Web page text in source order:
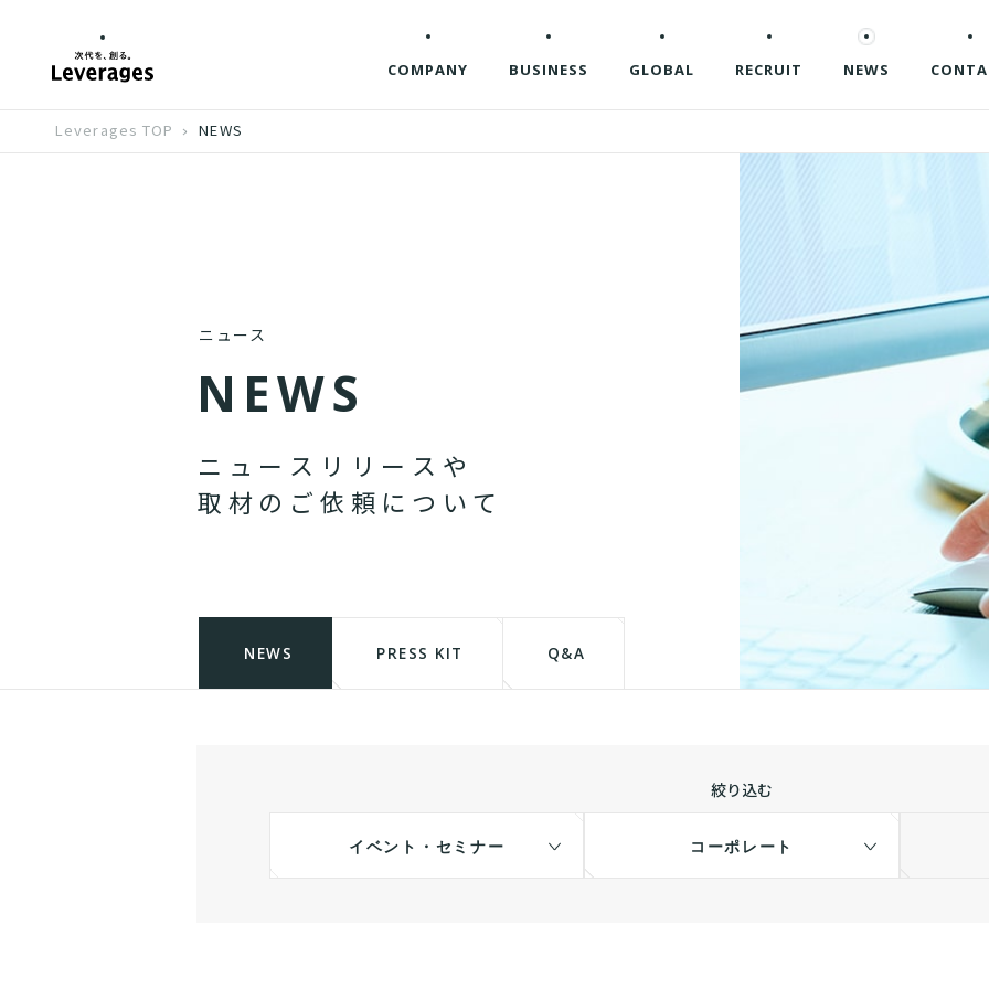
COMPANY BUSINESS GLOBAL RECRUIT NEWS
Leverages TOP NEWS
ニュース
N EWS
ニ ュ ー ス リ リ ー ス や
取 材 の ご 依 頼 に つ い て
NEWS PRESS KIT Q&A
絞り込む
イベント・セミナー コーポレート